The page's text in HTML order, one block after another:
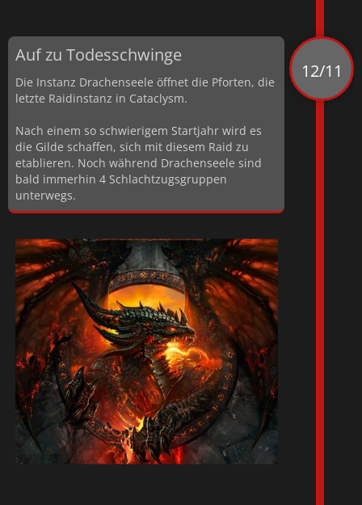
Auf zu Todesschwinge
Die Instanz Drachenseele öffnet die Pforten, die
letzte Raidinstanz in Cataclysm.
Nach einem so schwierigem Startjahr wird es
die Gilde schaffen, sich mit diesem Raid zu
etablieren. Noch während Drachenseele sind
bald immerhin 4 Schlachtzugsgruppen
unterwegs.
12/11